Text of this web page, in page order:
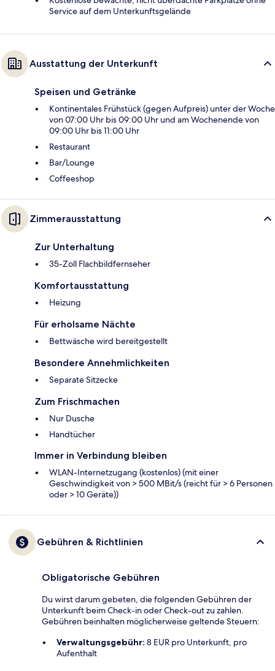
Service auf dem Unterkunftsgelände
Ausstattung der Unterkunft
Speisen und Getränke
Kontinentales Frühstück (gegen Aufpreis) unter der Woche
von 07:00 Uhr bis 09:00 Uhr und am Wochenende von
09:00 Uhr bis 11:00 Uhr
Restaurant
Bar/Lounge
Coffeeshop
Zimmerausstattung
Zur Unterhaltung
35-Zoll Flachbildfernseher
Komfortausstattung
Heizung
Für erholsame Nächte
Bettwäsche wird bereitgestellt
Besondere Annehmlichkeiten
Separate Sitzecke
Zum Frischmachen
Nur Dusche
Handtücher
Immer in Verbindung bleiben
WLAN-Internetzugang (kostenlos) (mit einer
Geschwindigkeit von > 500 MBit/s (reicht für > 6 Personen
oder > 10 Geräte))
Gebühren & Richtlinien
Obligatorische Gebühren
Du wirst darum gebeten, die folgenden Gebühren der
Unterkunft beim Check-in oder Check-out zu zahlen.
Gebühren beinhalten möglicherweise geltende Steuern:
Verwaltungsgebühr: 8 EUR pro Unterkunft, pro
Aufenthalt